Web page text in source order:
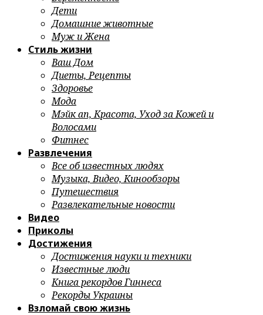
Дети
Домашние животные
Муж и Жена
Стиль жизни
Ваш Дом
Диеты, Рецепты
Здоровье
Мода
Мэйк ап, Красота, Уход за Кожей и
Волосами
Фитнес
Развлечения
Все об известных людях
Музыка, Видео, Кинообзоры
Путешествия
Развлекательные новости
Видео
Приколы
Достижения
Достижения науки и техники
Известные люди
Книга рекордов Гиннеса
Рекорды Украины
Взломай свою жизнь